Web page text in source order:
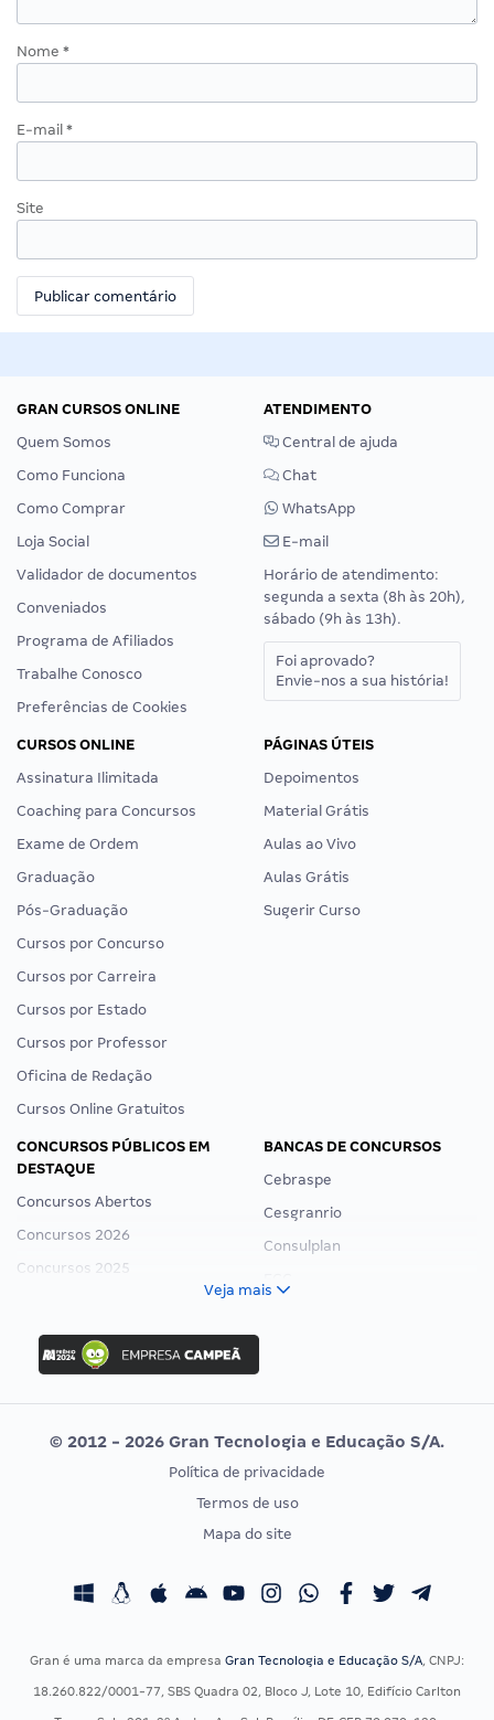
Nome *
E-mail *
Site
GRAN CURSOS ONLINE
Quem Somos
Como Funciona
Como Comprar
Loja Social
Validador de documentos
Conveniados
Programa de Afiliados
Trabalhe Conosco
Preferências de Cookies
ATENDIMENTO
Central de ajuda
Chat
WhatsApp
E-mail
Horário de atendimento:
segunda a sexta (8h às 20h),
sábado (9h às 13h).
Foi aprovado?
Envie-nos a sua história!
CURSOS ONLINE
Assinatura Ilimitada
Coaching para Concursos
Exame de Ordem
Graduação
Pós-Graduação
Cursos por Concurso
Cursos por Carreira
Cursos por Estado
Cursos por Professor
Oficina de Redação
Cursos Online Gratuitos
PÁGINAS ÚTEIS
Depoimentos
Material Grátis
Aulas ao Vivo
Aulas Grátis
Sugerir Curso
CONCURSOS PÚBLICOS EM
DESTAQUE
Concursos Abertos
Concursos 2026
Concursos 2025
Concurso Ibama
Concurso MPU
Editais publicados
BANCAS DE CONCURSOS
Cebraspe
Cesgranrio
Consulplan
Vunesp
CONCURSOS POR PROFISSÃO
Concursos Fiscais
Concursos Saúde
EXAME DE ORDEM
Calendário OAB
Veja mais
© 2012 - 2026 Gran Tecnologia e Educação S/A.
Política de privacidade
Termos de uso
Mapa do site
Gran é uma marca da empresa Gran Tecnologia e Educação S/A, CNPJ:
18.260.822/0001-77, SBS Quadra 02, Bloco J, Lote 10, Edifício Carlton